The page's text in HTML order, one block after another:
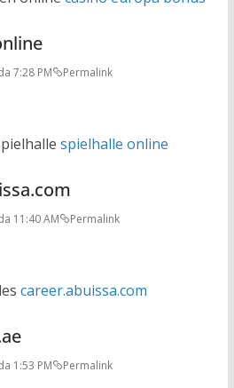
7:28 PM Permalink
spielhalle online
11:40 AM Permalink
career.abuissa.com
1:53 PM Permalink